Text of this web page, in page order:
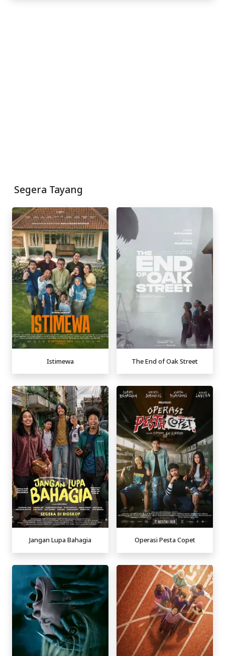
Segera Tayang
Istimewa The End of Oak Street
Jangan Lupa Bahagia Operasi Pesta Copet